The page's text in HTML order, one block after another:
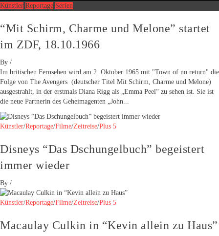
Künstler Reportage Serien
“Mit Schirm, Charme und Melone” startet
im ZDF, 18.10.1966
By /
Im britischen Fernsehen wird am 2. Oktober 1965 mit "Town of no return" die
Folge von The Avengers (deutscher Titel Mit Schirm, Charme und Melone)
ausgestrahlt, in der erstmals Diana Rigg als „Emma Peel“ zu sehen ist. Sie ist
die neue Partnerin des Geheimagenten „John...
Künstler/Reportage/Filme/Zeitreise/Plus 5
Disneys “Das Dschungelbuch” begeistert
immer wieder
By /
Künstler/Reportage/Filme/Zeitreise/Plus 5
Macaulay Culkin in “Kevin allein zu Haus”